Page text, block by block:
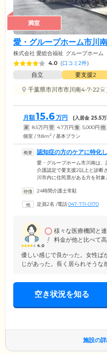
満室
愛・グループホーム市川南
株式会社 愛総合福祉 グループホーム
4.0 (口コミ2件)
自立 要支援2
千葉県市川市市川南4-7-22
月額15.6 万円 (入居金 25.5
家 8.5万円 管 4.7万円 食 5,000円 他
個室 / 9.8m2 / 基本プラン
認知症の方のケアに特化
介護施設です
愛・グループホーム市川南は
介護認定で要支援2以上と診断
川市内に住民票がある方を対
応えします。JR総武本線市川
ご入居者様お一人おひとりに合
24時間介護士常駐
定員2名 /電話047-711-0170
4.0
様々な医療機関と
料金が他と比べて
優しい感じで良かった。女性ば
じがあった。長く居られそうな
空き状況を知る
施設の